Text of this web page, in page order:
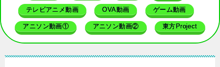
テレビアニメ動画 OVA動画 ゲーム動画
アニソン動画① アニソン動画② 東方Project